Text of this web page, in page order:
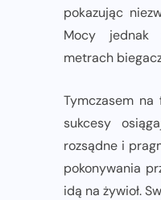
pokazując
Mocy jednak
metrach
Tymczasem na
sukcesy
rozsądne i
pokonywania
idą na żywioł.